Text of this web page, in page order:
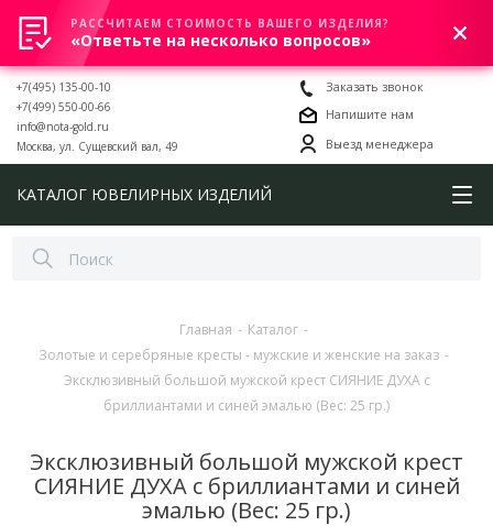
0
+7(495) 135-00-10
+7(499) 550-00-66
info@nota-gold.ru
Москва, ул. Сущевский вал, 49
Заказать звонок
Напишите нам
Выезд менеджера
КАТАЛОГ ЮВЕЛИРНЫХ ИЗДЕЛИЙ
Главная - Каталог -
Золотые и серебряные кресты - мужские и женские на заказ -
Эксклюзивный большой мужской крест СИЯНИЕ ДУХА с
бриллиантами и синей эмалью (Вес: 25 гр.)
Эксклюзивный большой мужской крест
СИЯНИЕ ДУХА с бриллиантами и синей
эмалью (Вес: 25 гр.)
РАССЧИТАЕМ СТОИМОСТЬ ВАШЕГО ИЗДЕЛИЯ?
«Ответьте на несколько вопросов»